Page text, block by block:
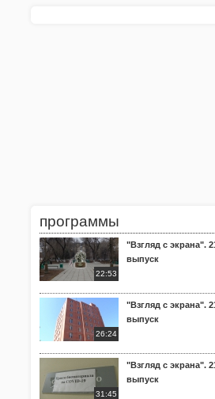
программы
22:53
"Взгляд с экрана".
выпуск
26:24
"Взгляд с экрана".
выпуск
31:45
"Взгляд с экрана".
выпуск